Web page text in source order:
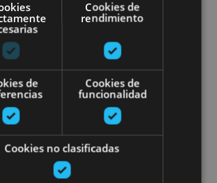
Orreaga/Roncesvalles
Cookies de
rendimiento
de
Cookies de
funcionalidad
Cookies no clasificadas